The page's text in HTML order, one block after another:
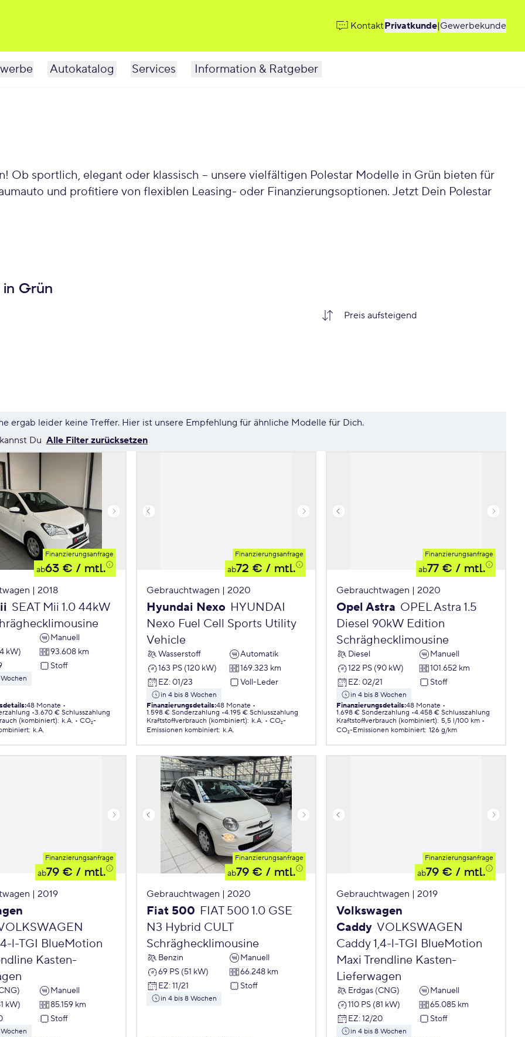
KontaktPrivatkunde|Gewerbekunde
Autokatalog Services Information & Ratgeber
elegant oder klassisch – unsere vielfältigen Polestar Modelle in Grün bieten für
und profitiere von flexiblen Leasing- oder Finanzierungsoptionen. Jetzt Dein Polestar
Grün
ergab leider keine Treffer. Hier ist unsere Empfehlung für ähnliche Modelle für Dich.
Du Alle Filter zurücksetzen
Finanzierungsanfrage
ab63 € / mtl.
| 2018
SEAT Mii 1.0 44kW
Manuell
kW)
93.608 km
Stoff
:48 Monate
3.670 € Schlusszahlung
(kombiniert): k.A.
CO₂-
: k.A.
Finanzierungsanfrage
ab72 € / mtl.
Gebrauchtwagen | 2020
Hyundai Nexo HYUNDAI
Nexo Fuel Cell Sports Utility
Vehicle
Wasserstoff
Automatik
163 PS (120 kW)
169.323 km
EZ: 01/23 Voll-Leder
in 4 bis 8 Wochen
Finanzierungsdetails:48 Monate
1.598 € Sonderzahlung 4.195 € Schlusszahlung
Kraftstoffverbrauch (kombiniert): k.A.
CO₂-
Emissionen kombiniert: k.A.
Finanzierungsanfrage
ab77 € / mtl.
Gebrauchtwagen | 2020
Opel Astra OPEL Astra 1.5
Diesel 90kW Edition
Schräghecklimousine
Diesel
Manuell
122 PS (90 kW)
101.652 km
EZ: 02/21 Stoff
in 4 bis 8 Wochen
Finanzierungsdetails:48 Monate
1.698 € Sonderzahlung 4.458 € Schlusszahlung
Kraftstoffverbrauch (kombiniert): 5,5 l/100 km
CO₂-Emissionen kombiniert: 126 g/km
Finanzierungsanfrage
ab79 € / mtl.
| 2019
l-TGI BlueMotion
Kasten-
Manuell
kW)
85.159 km
Stoff
Finanzierungsanfrage
ab79 € / mtl.
Gebrauchtwagen | 2020
Fiat 500 FIAT 500 1.0 GSE
N3 Hybrid CULT
Schräghecklimousine
Benzin
Manuell
69 PS (51 kW)
66.248 km
EZ: 11/21 Stoff
in 4 bis 8 Wochen
Finanzierungsanfrage
ab79 € / mtl.
Gebrauchtwagen | 2019
Volkswagen
Caddy VOLKSWAGEN
Caddy 1,4-l-TGI BlueMotion
Maxi Trendline Kasten-
Lieferwagen
Erdgas (CNG)
Manuell
110 PS (81 kW)
65.085 km
EZ: 12/20 Stoff
in 4 bis 8 Wochen